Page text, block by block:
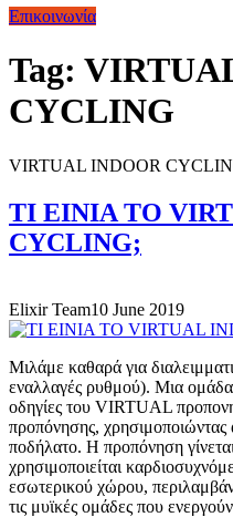
Επικοινωνία
Tag:
CYCLING
VIRTUAL INDOOR
ΤΙ ΕΙΝΙΑ ΤΟ
CYCLING;
Elixir Team10 June 2019
Μιλάμε καθαρά για
εναλλαγές ρυθμού). Μια
οδηγίες του VIRTUAL
προπόνησης, χρησιμοποιώντας
ποδήλατο. Η προπόνηση
χρησιμοποιείται
εσωτερικού χώρου,
τις μυϊκές ομάδες που